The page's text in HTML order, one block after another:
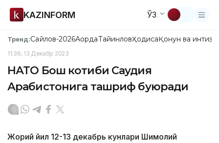
KAZINFORM ЎЗ
Тренд:Сайлов-2026АқордаТайинловҲодисаҚонун ва
11:36, 13 Декабр 2023
НАТО Бош котиби Саудия
Арабистонига ташриф буюради
Жорий йил 12-13 декабрь кунлари Шимолий